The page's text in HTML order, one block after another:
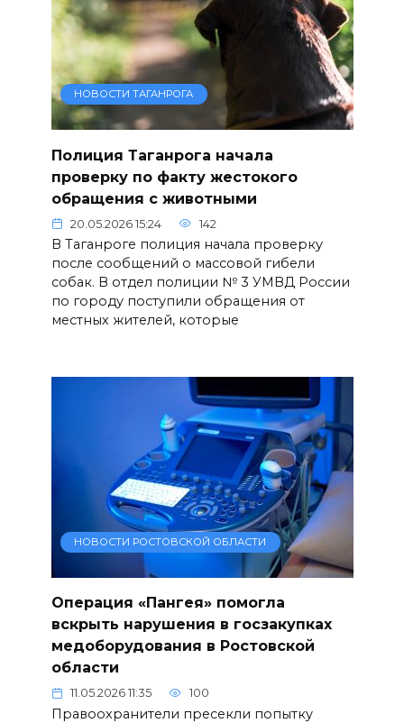
НОВОСТИ ТАГАНРОГА
Полиция Таганрога начала
проверку по факту жестокого
обращения с животными
20.05.2026 15:24 142
В Таганроге полиция начала проверку
после сообщений о массовой гибели
собак. В отдел полиции № 3 УМВД России
по городу поступили обращения от
местных жителей, которые
НОВОСТИ РОСТОВСКОЙ ОБЛАСТИ
Операция «Пангея» помогла
вскрыть нарушения в госзакупках
медоборудования в Ростовской
области
11.05.2026 11:35 100
Правоохранители пресекли попытку